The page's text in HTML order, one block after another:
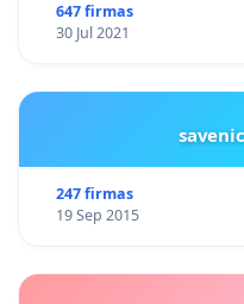
647 firmas
30 Jul 2021
247 firmas
19 Sep 2015